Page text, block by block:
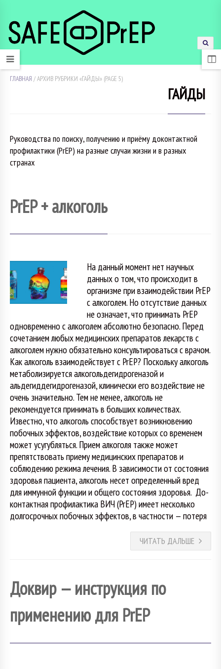
ГЛАВНАЯ /АРХИВ РУБРИКИ «ГАЙДЫ» (PAGE 5)
ГАЙДЫ
Руководства по поиску, получению и приёму доконтактной
профилактики (PrEP) на разные случаи жизни и в разных
странах
PrEP + алкоголь
На данный момент нет научных
данных о том, что происходит в
организме при взаимодействии PrEP
с алкоголем. Но отсутствие данных
не означает, что принимать PrEP
одновременно с алкоголем абсолютно безопасно. Перед
сочетанием любых медицинских препаратов лекарств с
алкоголем нужно обязательно консультироваться с врачом.
Как алкоголь взаимодействует с PrEP? Поскольку алкоголь
метаболизируется алкогольдегидрогеназой и
альдегиддегидрогеназой, клинически его воздействие не
очень значительно. Тем не менее, алкоголь не
рекомендуется принимать в больших количествах.
Известно, что алкоголь способствует возникновению
побочных эффектов, воздействие которых со временем
может усугубляться. Прием алкоголя также может
препятствовать приему медицинских препаратов и
соблюдению режима лечения. В зависимости от состояния
здоровья пациента, алкоголь несет определенный вред
для иммунной функции и общего состояния здоровья. До-
контактная профилактика ВИЧ (PrEP) имеет несколько
долгосрочных побочных эффектов, в частности — потеря
ЧИТАТЬ ДАЛЬШЕ
Доквир — инструкция по
применению для PrEP